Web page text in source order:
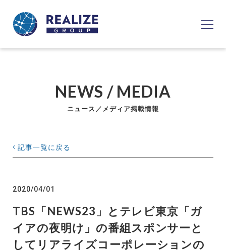
NEWS / MEDIA
ニュース／メディア掲載情報
記事一覧に戻る
2020/04/01
TBS「NEWS23」とテレビ東京「ガ
イアの夜明け」の番組スポンサーと
してリアライズコーポレーションの